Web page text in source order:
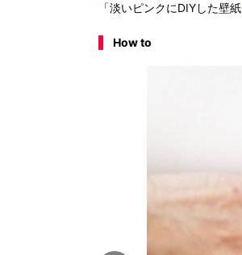
「淡いピンクにDIYした壁
How to